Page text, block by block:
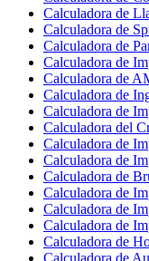
Calculadora de
Calculadora de
Calculadora de
Calculadora de
Calculadora de
Calculadora de
Calculadora de
Calculadora del
Calculadora de
Calculadora de
Calculadora de
Calculadora de
Calculadora de
Calculadora de
Calculadora de
Calculadora de